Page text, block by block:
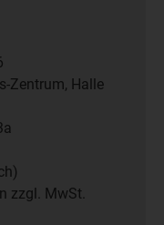
Zentrum, Halle
zzgl. MwSt.